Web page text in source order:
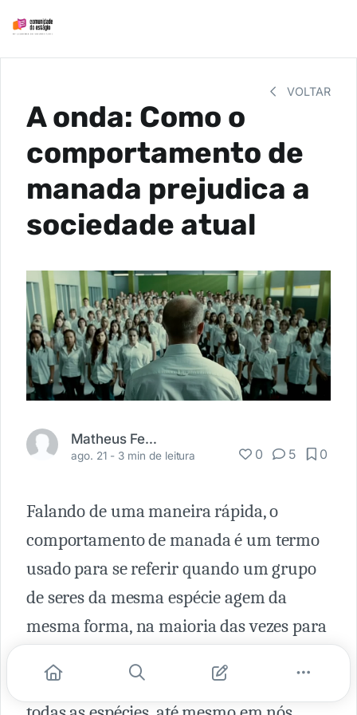
VOLTAR
A onda: Como o
comportamento de
manada prejudica a
sociedade atual
Matheus Fernandes
ago. 21 - 3 min de leitura 0 5 0
Falando de uma maneira rápida, o
comportamento de manada é um termo
usado para se referir quando um grupo
de seres da mesma espécie agem da
mesma forma, na maioria das vezes para
perigoso, e esse conceito está presente em